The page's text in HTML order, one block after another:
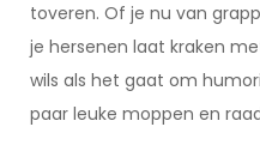
toveren. Of je nu van
je hersenen laat kraken
wils als het gaat om
paar leuke moppen en